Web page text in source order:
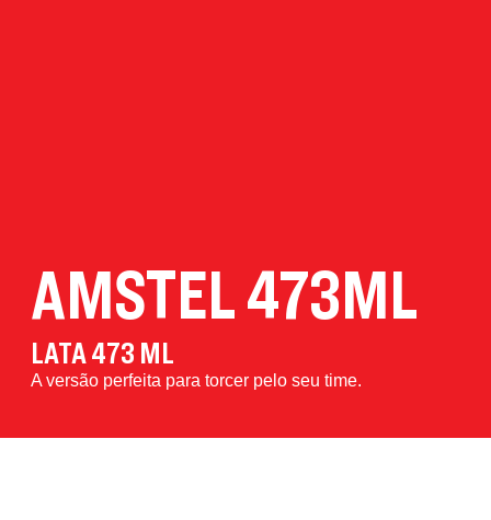
AMSTEL 473ML
LATA 473 ML
A versão perfeita para torcer pelo seu time.